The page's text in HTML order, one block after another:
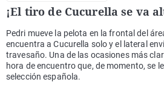
¡El tiro de Cucurella se va
Pedri mueve la pelota en la frontal del
encuentra a Cucurella solo y el lateral
travesaño. Una de las ocasiones más
hora de encuentro que, de momento, se
selección española.